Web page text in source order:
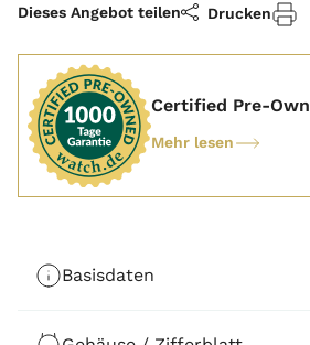
Dieses Angebot teilen
Drucken
Certified Pre-
Mehr lesen
Basisdaten